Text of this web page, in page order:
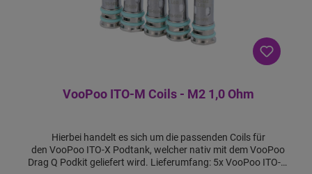
VooPoo ITO-M Coils - M2 1,0 Ohm
Hierbei handelt es sich um die passenden Coils für
den VooPoo ITO-X Podtank, welcher nativ mit dem VooPoo
Drag Q Podkit geliefert wird. Lieferumfang: 5x VooPoo ITO-M